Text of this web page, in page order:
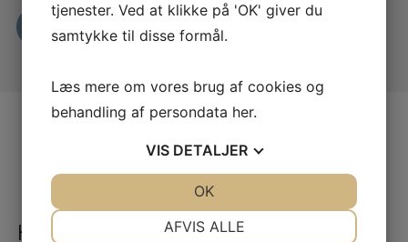
Læs mere her
Hvad skriver andre om os?
tjenester. Ved at klikke på 'OK' giver du
samtykke til disse formål.
Læs mere om vores brug af cookies og
behandling af persondata her.
VIS DETALJER
AFVIS ALLE
OK